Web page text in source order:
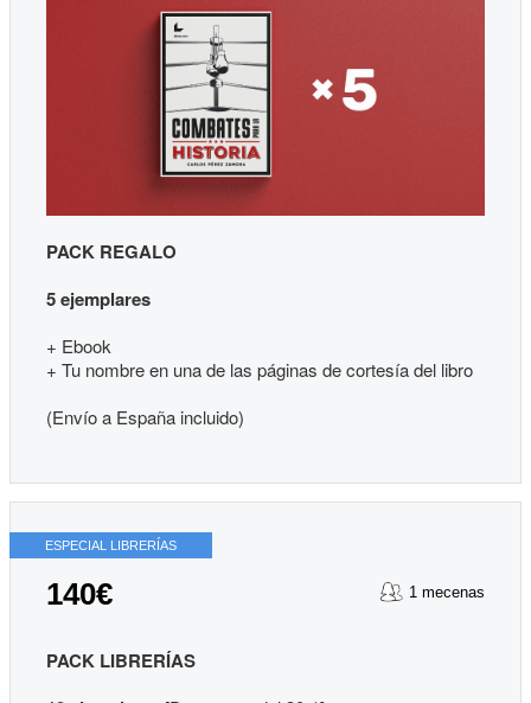
PACK REGALO
5 ejemplares
+ Ebook
+ Tu nombre en una de las páginas de cortesía del libro
(Envío a España incluido)
ESPECIAL LIBRERÍAS
140€ 1 mecenas
PACK LIBRERÍAS